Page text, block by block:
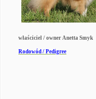
właściciel / owner Anetta Smyk
Rodowód / Pedigree